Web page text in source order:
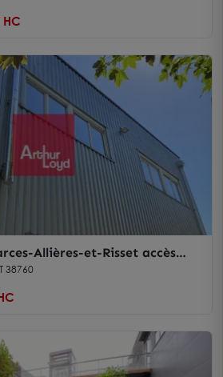
HC
Allières-et-Risset accès
38760